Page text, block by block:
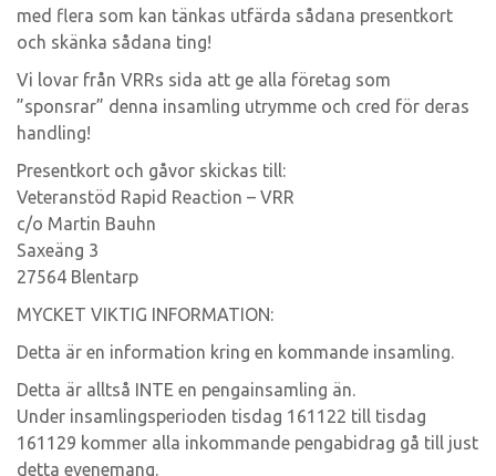
med flera som kan tänkas utfärda sådana presentkort
och skänka sådana ting!
Vi lovar från VRRs sida att ge alla företag som
”sponsrar” denna insamling utrymme och cred för deras
handling!
Presentkort och gåvor skickas till:
Veteranstöd Rapid Reaction – VRR
c/o Martin Bauhn
Saxeäng 3
27564 Blentarp
MYCKET VIKTIG INFORMATION:
Detta är en information kring en kommande insamling.
Detta är alltså INTE en pengainsamling än.
Under insamlingsperioden tisdag 161122 till tisdag
161129 kommer alla inkommande pengabidrag gå till just
detta evenemang.